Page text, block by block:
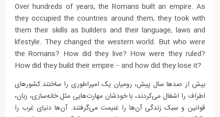
Over hundreds of years, the Romans built an empire. As
they occupied the countries around them, they took with
them their skills as builders and their language, laws and
lifestyle. They changed the western world. But who were
the Romans? How did they live? How were they ruled?
How did they build their empire – and how did they lose it?
بیش از صدها سال پیش، رومیان یک امپراطوری را ساختند.کشور‌های
اطراف را اشغال می‌کردند، با خودشان مهارت‌هایی مثل خانه‌سازی، زبان،
قوانین و سبک زندگی آن‌ها را غنیمت می‌گرفتند. آن‌ها دنیای غرب را